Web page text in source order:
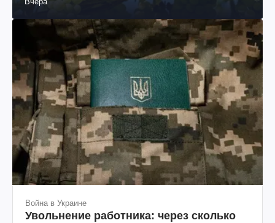
Война в Украине
Увольнение работника: через сколько